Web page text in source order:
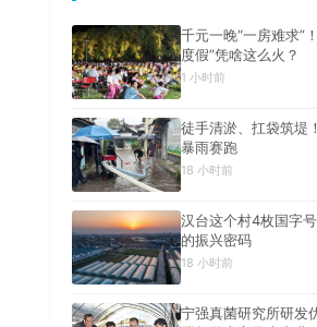
千元一晚“一房难求”
度假”凭啥这么火？
1 小时前
徒手清淤、扛袋筑堤
暴雨赛跑
18 小时前
汉台这个村4枚国字
的振兴密码
18 小时前
宁强真菌研究所研发